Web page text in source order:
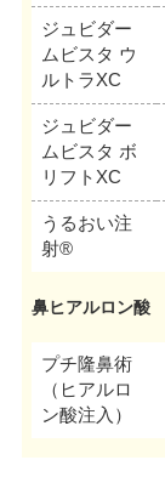
ジュビダー
ムビスタ ウ
ルトラXC
ジュビダー
ムビスタ ボ
リフトXC
うるおい注
射®
鼻ヒアルロン酸
プチ隆鼻術
（ヒアルロ
ン酸注入）